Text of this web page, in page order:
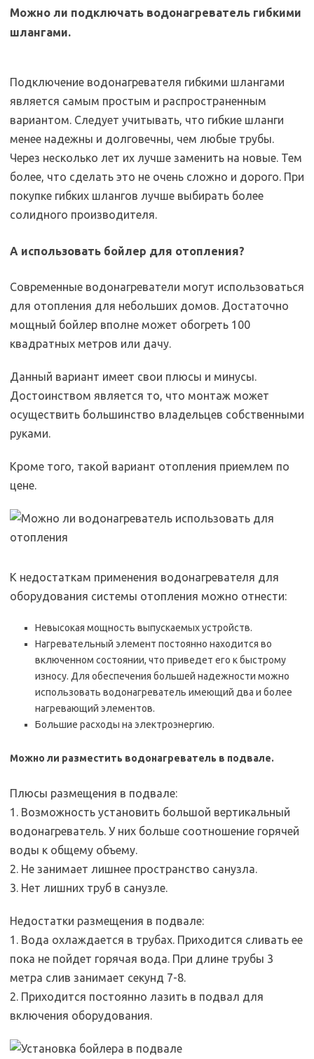
Можно ли подключать водонагреватель гибкими
шлангами.
Подключение водонагревателя гибкими шлангами
является самым простым и распространенным
вариантом. Следует учитывать, что гибкие шланги
менее надежны и долговечны, чем любые трубы.
Через несколько лет их лучше заменить на новые. Тем
более, что сделать это не очень сложно и дорого. При
покупке гибких шлангов лучше выбирать более
солидного производителя.
А использовать бойлер для отопления?
Современные водонагреватели могут использоваться
для отопления для небольших домов. Достаточно
мощный бойлер вполне может обогреть 100
квадратных метров или дачу.
Данный вариант имеет свои плюсы и минусы.
Достоинством является то, что монтаж может
осуществить большинство владельцев собственными
руками.
Кроме того, такой вариант отопления приемлем по
цене.
К недостаткам применения водонагревателя для
оборудования системы отопления можно отнести:
Невысокая мощность выпускаемых устройств.
Нагревательный элемент постоянно находится во
включенном состоянии, что приведет его к быстрому
износу. Для обеспечения большей надежности можно
использовать водонагреватель имеющий два и более
нагревающий элементов.
Большие расходы на электроэнергию.
Можно ли разместить водонагреватель в подвале.
Плюсы размещения в подвале:
1. Возможность установить большой вертикальный
водонагреватель. У них больше соотношение горячей
воды к общему объему.
2. Не занимает лишнее пространство санузла.
3. Нет лишних труб в санузле.
Недостатки размещения в подвале:
1. Вода охлаждается в трубах. Приходится сливать ее
пока не пойдет горячая вода. При длине трубы 3
метра слив занимает секунд 7-8.
2. Приходится постоянно лазить в подвал для
включения оборудования.